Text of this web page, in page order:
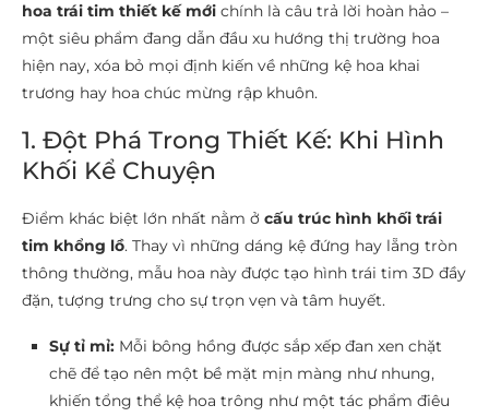
hoa trái tim thiết kế mới chính là câu trả lời hoàn hảo –
một siêu phẩm đang dẫn đầu xu hướng thị trường hoa
hiện nay, xóa bỏ mọi định kiến về những kệ hoa khai
trương hay hoa chúc mừng rập khuôn.
1. Đột Phá Trong Thiết Kế: Khi Hình
Khối Kể Chuyện
Điểm khác biệt lớn nhất nằm ở cấu trúc hình khối trái
tim khổng lồ. Thay vì những dáng kệ đứng hay lẵng tròn
thông thường, mẫu hoa này được tạo hình trái tim 3D đầy
đặn, tượng trưng cho sự trọn vẹn và tâm huyết.
Sự tỉ mỉ: Mỗi bông hồng được sắp xếp đan xen chặt
chẽ để tạo nên một bề mặt mịn màng như nhung,
khiến tổng thể kệ hoa trông như một tác phẩm điêu